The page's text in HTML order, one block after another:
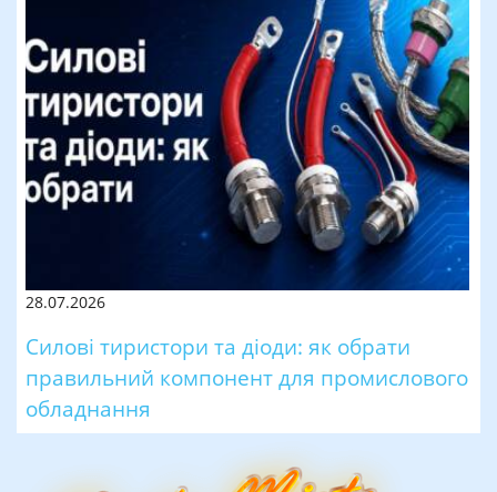
28.07.2026
Силові тиристори та діоди: як обрати
правильний компонент для промислового
обладнання